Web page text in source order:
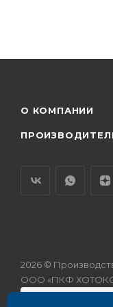
О КОМПАНИИ
2026 ©
ООО «ПКФ ХОТОКС»